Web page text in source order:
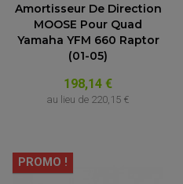
Amortisseur De Direction
MOOSE Pour Quad
Yamaha YFM 660 Raptor
(01-05)
198,14 €
au lieu de 220,15 €
PROMO !